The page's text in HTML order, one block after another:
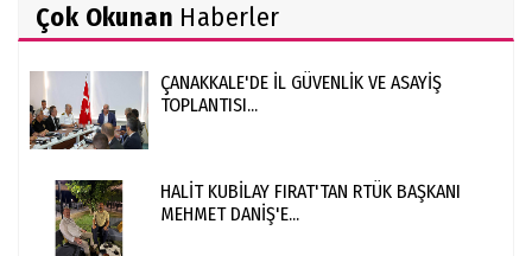
Çok Okunan Haberler
ÇANAKKALE'DE İL GÜVENLİK VE ASAYİŞ
TOPLANTISI...
HALİT KUBİLAY FIRAT'TAN RTÜK BAŞKANI
MEHMET DANİŞ'E...